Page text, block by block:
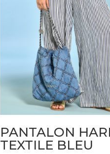
PANTALON
TEXTILE BLEU